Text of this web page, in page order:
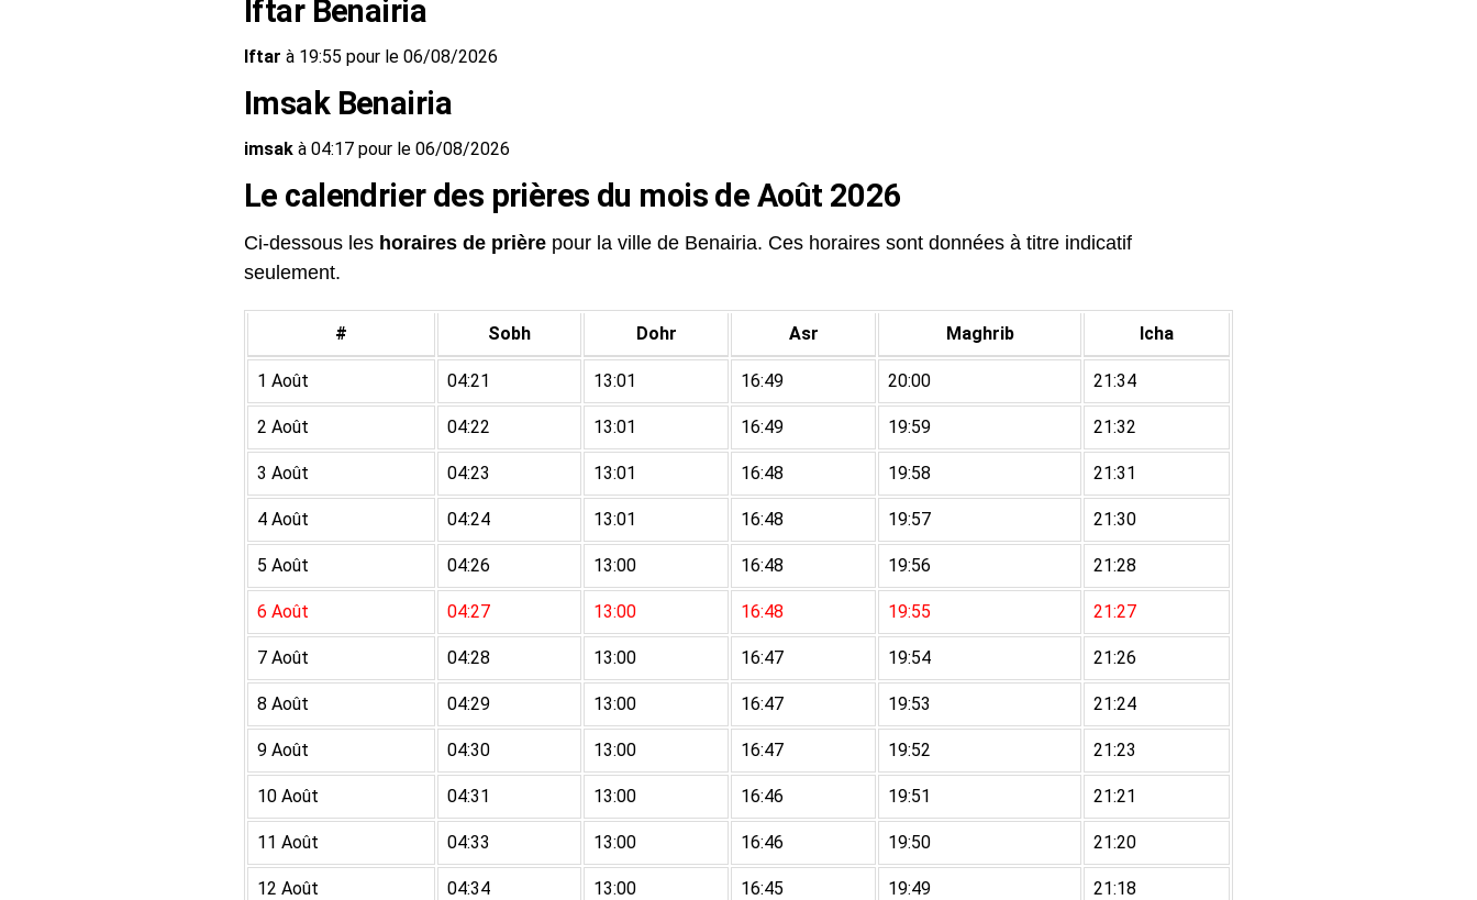
Iftar Benairia
Iftar à 19:55 pour le 06/08/2026
Imsak Benairia
imsak à 04:17 pour le 06/08/2026
Le calendrier des prières du mois de Août 2026
Ci-dessous les horaires de prière pour la ville de Benairia. Ces horaires sont données à titre indicatif
seulement.
# Sobh Dohr Asr Maghrib Icha
1 Août 04:21 13:01 16:49 20:00 21:34
2 Août 04:22 13:01 16:49 19:59 21:32
3 Août 04:23 13:01 16:48 19:58 21:31
4 Août 04:24 13:01 16:48 19:57 21:30
5 Août 04:26 13:00 16:48 19:56 21:28
6 Août 04:27 13:00 16:48 19:55 21:27
7 Août 04:28 13:00 16:47 19:54 21:26
8 Août 04:29 13:00 16:47 19:53 21:24
9 Août 04:30 13:00 16:47 19:52 21:23
10 Août 04:31 13:00 16:46 19:51 21:21
11 Août 04:33 13:00 16:46 19:50 21:20
12 Août 04:34 13:00 16:45 19:49 21:18